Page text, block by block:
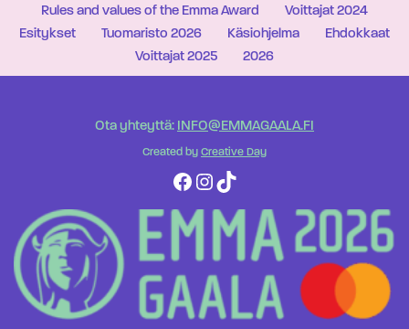
Rules and values of the Emma Award
Voittajat 2024
Esitykset
Tuomaristo 2026 Käsiohjelma
Ehdokkaat
Voittajat 2025
2026
Ota yhteyttä: INFO@EMMAGAALA.FI
Created by Creative Day